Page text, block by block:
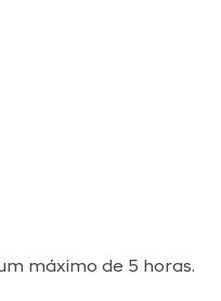
máximo de 5 horas.